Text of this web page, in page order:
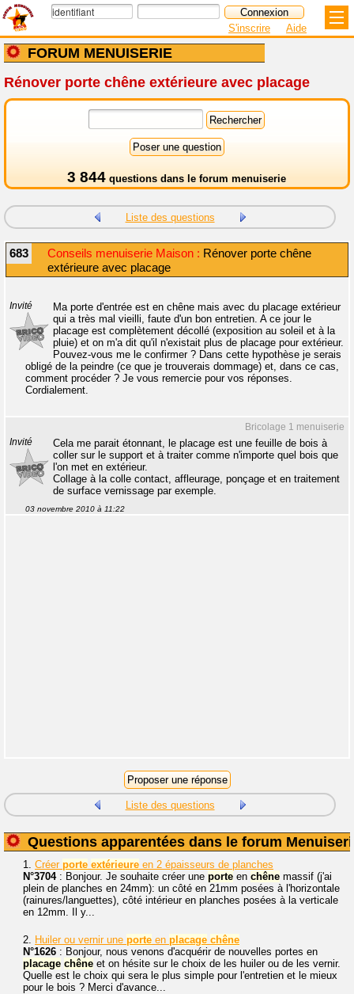
FORUM MENUISERIE
S'inscrire Aide
Rénover porte chêne extérieure avec placage
3 844 questions dans le forum menuiserie
Liste des questions
683 Conseils menuiserie Maison : Rénover porte chêne
extérieure avec placage
Invité
Ma porte d'entrée est en chêne mais avec du placage extérieur
qui a très mal vieilli, faute d'un bon entretien. A ce jour le
placage est complètement décollé (exposition au soleil et à la
pluie) et on m'a dit qu'il n'existait plus de placage pour extérieur.
Pouvez-vous me le confirmer ? Dans cette hypothèse je serais
obligé de la peindre (ce que je trouverais dommage) et, dans ce cas,
comment procéder ? Je vous remercie pour vos réponses.
Cordialement.
Bricolage 1 menuiserie
Invité
Cela me parait étonnant, le placage est une feuille de bois à
coller sur le support et à traiter comme n'importe quel bois que
l'on met en extérieur.
Collage à la colle contact, affleurage, ponçage et en traitement
de surface vernissage par exemple.
03 novembre 2010 à 11:22
Liste des questions
Questions apparentées dans le forum
1. Créer porte extérieure en 2 épaisseurs de planches
N°3704: Bonjour. Je souhaite créer une porte en chêne massif (j'ai
plein de planches en 24mm): un côté en 21mm posées à l'horizontale
(rainures/languettes), côté intérieur en planches posées à la verticale
en 12mm. Il y...
2. Huiler ou vernir une porte en placage chêne
N°1626 : Bonjour, nous venons d'acquérir de nouvelles portes en
placage chêne et on hésite sur le choix de les huiler ou de les vernir.
Quelle est le choix qui sera le plus simple pour l'entretien et le mieux
pour le bois ? Merci d'avance...